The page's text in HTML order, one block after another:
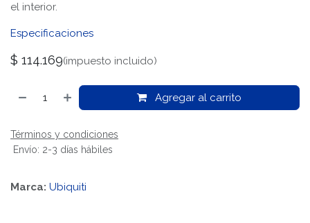
el interior.
Especificaciones
$ 114.169(impuesto incluido)
Agregar al carrito
Términos y condiciones
Envío: 2-3 días hábiles
Marca: Ubiquiti